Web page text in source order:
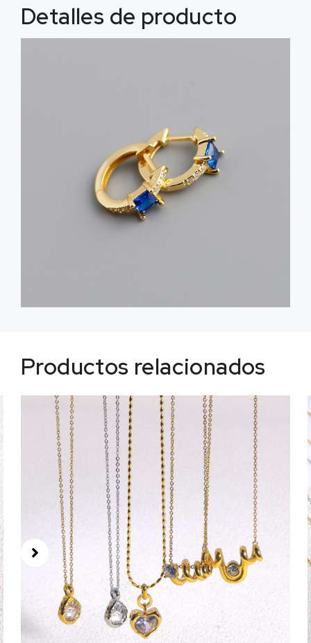
Detalles de producto
Productos relacionados